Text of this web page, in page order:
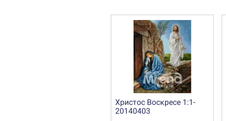
Христос Воскресе 1:1-
20140403